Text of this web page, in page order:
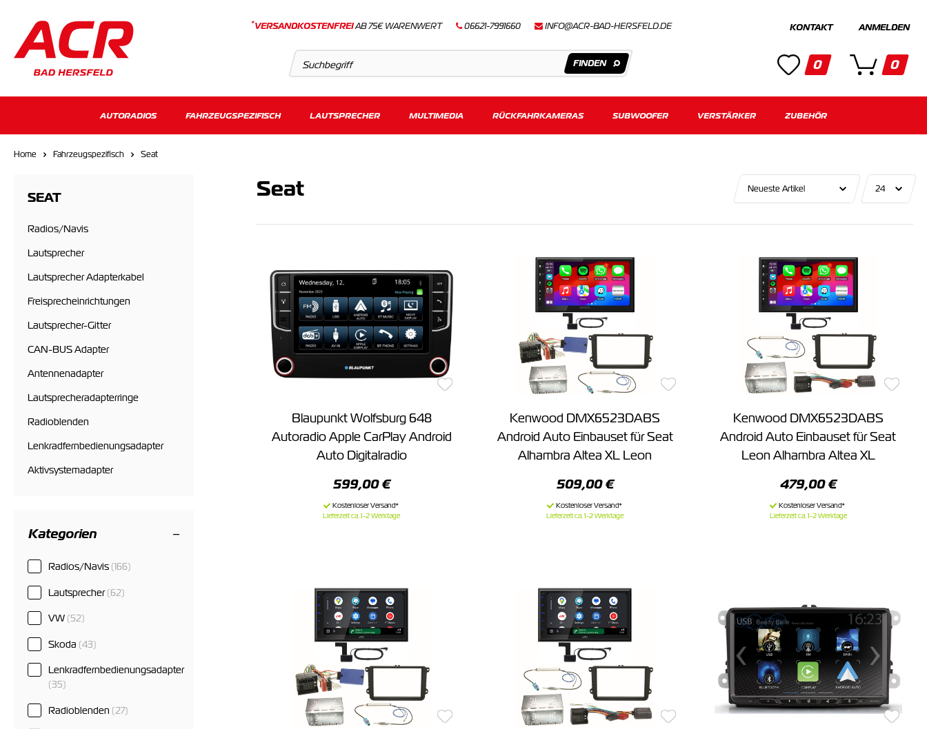
*VERSANDKOSTENFREIAB 75€ WARENWERT 06621-7991660 INFO@ACR-BAD-HERSFELD.DE
Artikel Kategorien
KONTAKT
0
ANMELDEN
0
AUTORADIOS FAHRZEUGSPEZIFISCH LAUTSPRECHER MULTIMEDIA RÜCKFAHRKAMERAS SUBWOOFER VERSTÄRKER ZUBEHÖR
Home Fahrzeugspezifisch Seat
SEAT
Lautsprecher-Gitter
CAN-BUS Adapter
Antennenadapter
Lautsprecheradapterringe
Radioblenden
Lenkradfernbedienungsadapter
Aktivsystemadapter
Radios/Navis
Lautsprecher
Lautsprecher Adapterkabel
Freisprecheinrichtungen
Kategorien
Radios/Navis (166)
Lautsprecher(62)
VW (52)
Skoda (43)
Lenkradfernbedienungsadapter
(35)
Radioblenden (27)
Seat
Blaupunkt Wolfsburg 648
Autoradio Apple CarPlay Android
Auto Digitalradio
599,00 €
Lieferzeit ca. 1-2 Werktage
Kenwood DMX6523DABS
Android Auto Einbauset für Seat
Alhambra Altea XL Leon
509,00 €
Lieferzeit ca. 1-2 Werktage
Kenwood DMX6523DABS
Android Auto Einbauset für Seat
Leon Alhambra Altea XL
479,00 €
Lieferzeit ca. 1-2 Werktage